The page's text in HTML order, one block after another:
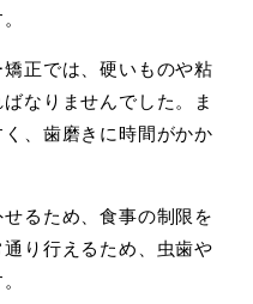
正では、硬いものや粘
なりませんでした。ま
、歯磨きに時間がかか
るため、食事の制限を
り行えるため、虫歯や